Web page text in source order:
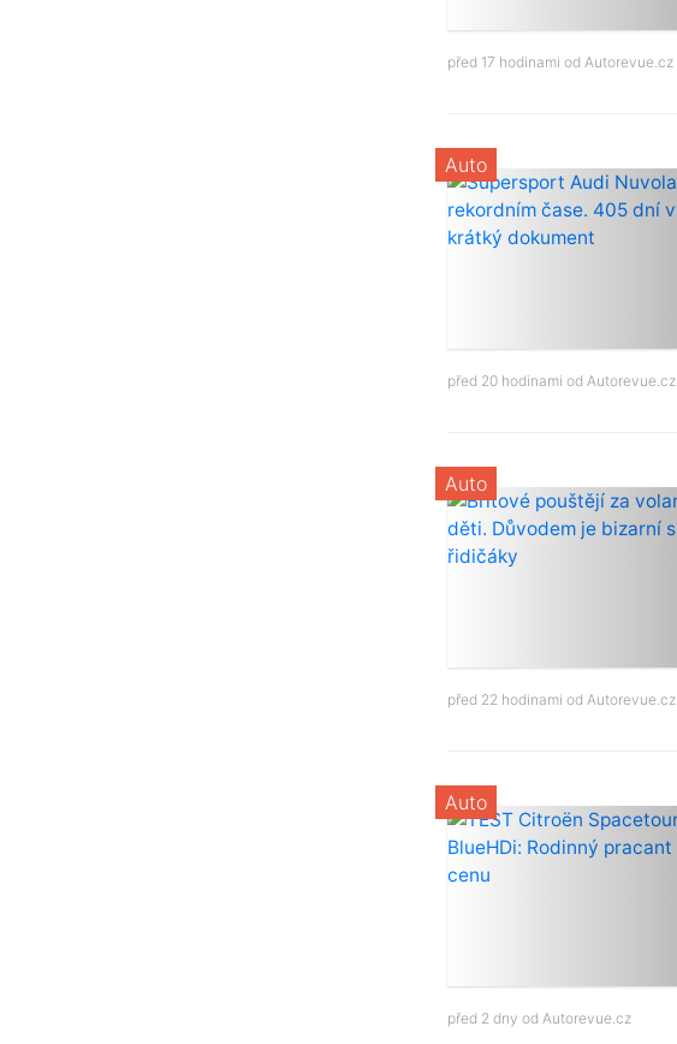
před 17 hodinami od Autorevue.cz
Auto
před 20 hodinami od Autorevue.cz
Auto
před 22 hodinami od Autorevue.cz
Auto
před 2 dny od Autorevue.cz